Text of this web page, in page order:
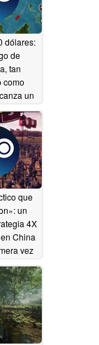
dólares:
de
tan
como
un
mínimo
08/2026
que
un
4X
China
vez
en
2026